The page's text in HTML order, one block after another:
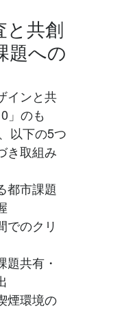
と共創
題への
インと共
」のも
以下の5つ
き取組み
都市課題
でのクリ
題共有・
煙環境の